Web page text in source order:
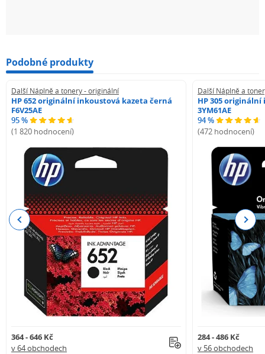
Podobné produkty
Další Náplně a tonery - originální
HP 652 originální inkoustová kazeta černá
F6V25AE
95 %
(1 820 hodnocení)
364 - 646 Kč
v 64 obchodech
Další Náplně a
HP 305
3YM61AE
94 %
(472 hodnocení)
284 - 486 Kč
v 56 obchodech
Previous Next